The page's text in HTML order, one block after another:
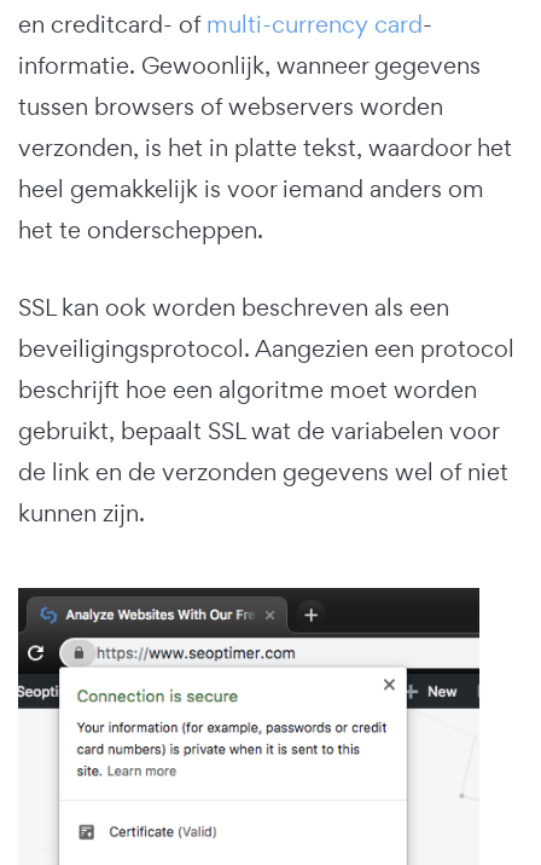
en creditcard- ofmulti-currency card-
informatie. Gewoonlijk, wanneer gegevens
tussen browsers of webservers worden
verzonden, is het in platte tekst, waardoor het
heel gemakkelijk is voor iemand anders om
het te onderscheppen.
SSL kan ook worden beschreven als een
beveiligingsprotocol. Aangezien een protocol
beschrijft hoe een algoritme moet worden
gebruikt, bepaalt SSL wat de variabelen voor
de link en de verzonden gegevens wel of niet
kunnen zijn.